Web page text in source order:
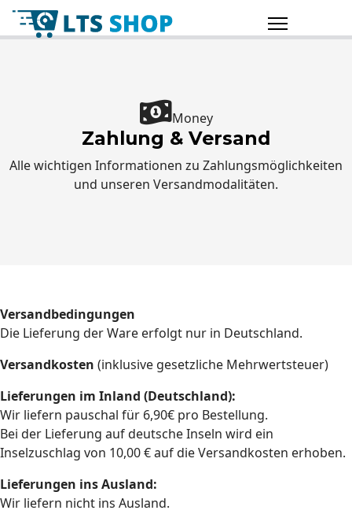
Money
Zahlung & Versand
Alle wichtigen Informationen zu Zahlungsmöglichkeiten
und unseren Versandmodalitäten.
Versandbedingungen
Die Lieferung der Ware erfolgt nur in Deutschland.
Versandkosten (inklusive gesetzliche Mehrwertsteuer)
Lieferungen im Inland (Deutschland):
Wir liefern pauschal für 6,90€ pro Bestellung.
Bei der Lieferung auf deutsche Inseln wird ein
Inselzuschlag von 10,00 € auf die Versandkosten erhoben.
Lieferungen ins Ausland:
Wir liefern nicht ins Ausland.